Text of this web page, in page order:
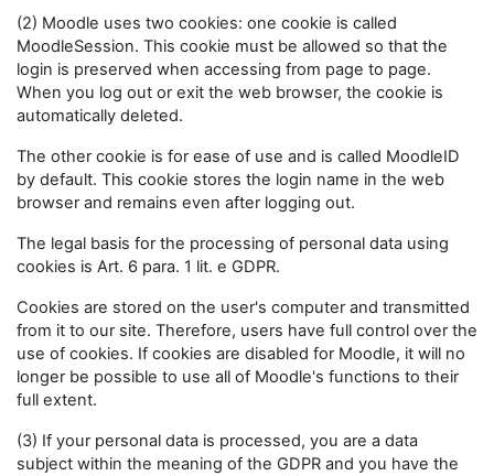
(2) Moodle uses two cookies: one cookie is called
MoodleSession. This cookie must be allowed so that the
login is preserved when accessing from page to page.
When you log out or exit the web browser, the cookie is
automatically deleted.
The other cookie is for ease of use and is called MoodleID
by default. This cookie stores the login name in the web
browser and remains even after logging out.
The legal basis for the processing of personal data using
cookies is Art. 6 para. 1 lit. e GDPR.
Cookies are stored on the user's computer and transmitted
from it to our site. Therefore, users have full control over the
use of cookies. If cookies are disabled for Moodle, it will no
longer be possible to use all of Moodle's functions to their
full extent.
(3) If your personal data is processed, you are a data
subject within the meaning of the GDPR and you have the